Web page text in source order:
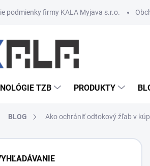
podmienky firmy KALA Myjava s.r.o.
TZB PRODUKTY
BLOG Ako ochrániť odtokový žľab v
panel